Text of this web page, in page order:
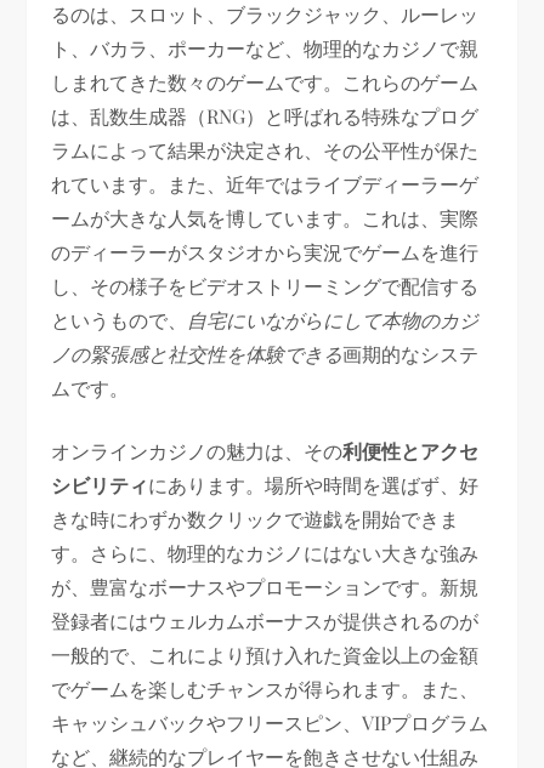
るのは、スロット、ブラックジャック、ルーレッ
ト、バカラ、ポーカーなど、物理的なカジノで親
しまれてきた数々のゲームです。これらのゲーム
は、乱数生成器（RNG）と呼ばれる特殊なプログ
ラムによって結果が決定され、その公平性が保た
れています。また、近年ではライブディーラーゲ
ームが大きな人気を博しています。これは、実際
のディーラーがスタジオから実況でゲームを進行
し、その様子をビデオストリーミングで配信する
というもので、 自宅にいながらにして本物のカジ
ノの緊張感と社交性を体験できる画期的なシステ
ムです。
オンラインカジノの魅力は、その利便性とアクセ
シビリティにあります。場所や時間を選ばず、好
きな時にわずか数クリックで遊戯を開始できま
す。さらに、物理的なカジノにはない大きな強み
が、豊富なボーナスやプロモーションです。新規
登録者にはウェルカムボーナスが提供されるのが
一般的で、これにより預け入れた資金以上の金額
でゲームを楽しむチャンスが得られます。また、
キャッシュバックやフリースピン、VIPプログラム
など、継続的なプレイヤーを飽きさせない仕組み